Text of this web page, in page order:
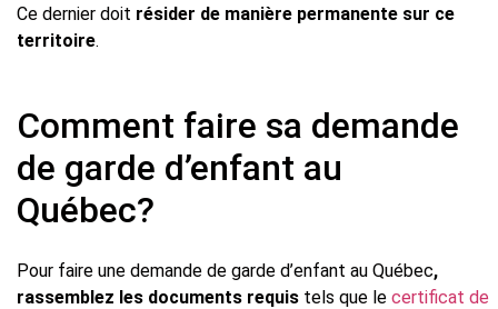
Ce dernier doit résider de manière permanente sur ce
territoire.
Comment faire sa demande
de garde d’enfant au
Québec?
Pour faire une demande de garde d’enfant au Québec,
rassemblez les documents requis tels que le certificat de